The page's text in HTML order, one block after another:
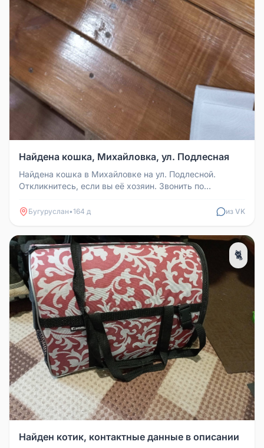
Найдена кошка, Михайловка, ул. Подлесная
Найдена кошка в Михайловке на ул. Подлесной.
Откликнитесь, если вы её хозяин. Звонить по
Бугуруслан•164 д из VK
🐈
Найден котик, контактные данные в описании